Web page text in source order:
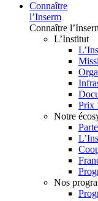
Connaître
l’Inserm
Connaître
L’Institut
Prix
Notre
Nos